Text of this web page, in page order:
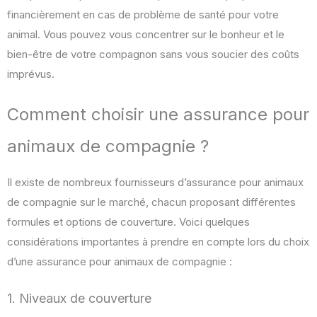
financièrement en cas de problème de santé pour votre
animal. Vous pouvez vous concentrer sur le bonheur et le
bien-être de votre compagnon sans vous soucier des coûts
imprévus.
Comment choisir une assurance pour
animaux de compagnie ?
Il existe de nombreux fournisseurs d’assurance pour animaux
de compagnie sur le marché, chacun proposant différentes
formules et options de couverture. Voici quelques
considérations importantes à prendre en compte lors du choix
d’une assurance pour animaux de compagnie :
1. Niveaux de couverture